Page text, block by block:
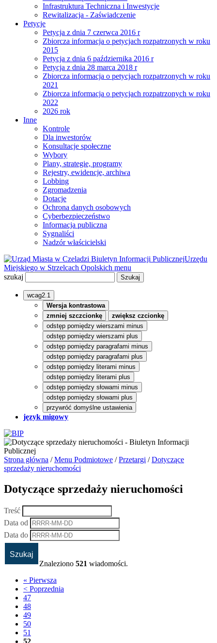
Infrastruktura Techniczna i Inwestycje
Rewitalizacja - Zaświadczenie
Petycje
Petycja z dnia 7 czerwca 2016 r
Zbiorcza informacja o petycjach rozpatrzonych w roku
2015
Petycja z dnia 6 października 2016 r
Petycja z dnia 28 marca 2018 r
Zbiorcza informacja o petycjach rozpatrzonych w roku
2021
Zbiorcza informacja o petycjach rozpatrzonych w roku
2022
2026 rok
Inne
Kontrole
Dla inwestorów
Konsultacje społeczne
Wybory
Plany, strategie, programy
Rejestry, ewidencje, archiwa
Lobbing
Zgromadzenia
Dotacje
Ochrona danych osobowych
Cyberbezpieczeństwo
Informacja publiczna
Sygnaliści
Nadzór właścicielski
Biuletyn Informacji PublicznejUrzędu
Miejskiego w Strzelcach Opolskich menu
szukaj
wcag2.1
Wersja kontrastowa
zmniej szczcionkę
zwiększ czcionkę
odstęp pomiędzy wierszami minus
odstęp pomiędzy wierszami plus
odstęp pomiędzy paragrafami minus
odstęp pomiędzy paragrafami plus
odstęp pomiędzy literami minus
odstęp pomiędzy literami plus
odstęp pomiędzy słowami minus
odstęp pomiędzy słowami plus
przywróć domyślne ustawienia
język migowy
Strona główna /Menu Podmiotowe /Przetargi /Dotyczące
sprzedaży nieruchomości
Dotyczące sprzedaży nieruchomości
Treść
Data od
Data do
Znaleziono521 wiadomości.
« Pierwsza
< Poprzednia
47
48
49
50
51